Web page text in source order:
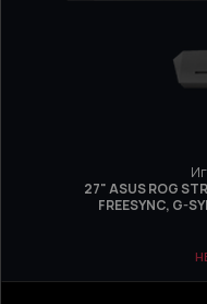
27" ASUS ROG
FREESYNC, G-